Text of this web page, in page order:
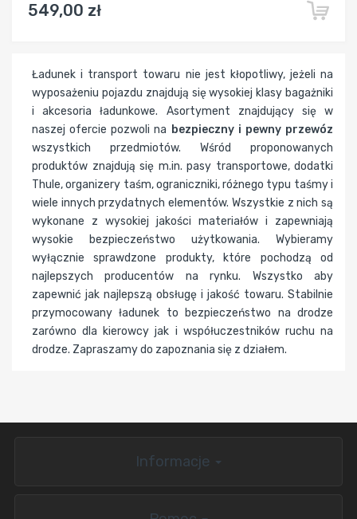
Ładunek i transport towaru nie jest kłopotliwy, jeżeli na
wyposażeniu pojazdu znajdują się wysokiej klasy bagażniki
i akcesoria ładunkowe. Asortyment znajdujący się w
naszej ofercie pozwoli na bezpieczny i pewny przewóz
wszystkich przedmiotów. Wśród proponowanych
produktów znajdują się m.in. pasy transportowe, dodatki
Thule, organizery taśm, ograniczniki, różnego typu taśmy i
wiele innych przydatnych elementów. Wszystkie z nich są
wykonane z wysokiej jakości materiałów i zapewniają
wysokie bezpieczeństwo użytkowania. Wybieramy
wyłącznie sprawdzone produkty, które pochodzą od
najlepszych producentów na rynku. Wszystko aby
zapewnić jak najlepszą obsługę i jakość towaru. Stabilnie
przymocowany ładunek to bezpieczeństwo na drodze
zarówno dla kierowcy jak i współuczestników ruchu na
drodze. Zapraszamy do zapoznania się z działem.
549,00 zł
Informacje